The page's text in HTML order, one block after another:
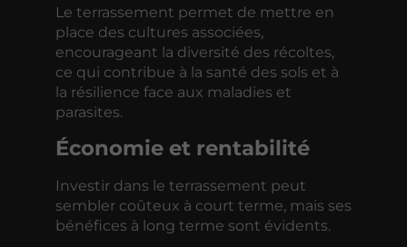
Le terrassement permet de mettre en
place des cultures associées,
encourageant la diversité des récoltes,
ce qui contribue à la santé des sols et à
la résilience face aux maladies et
parasites.
Économie et rentabilité
Investir dans le terrassement peut
sembler coûteux à court terme, mais ses
bénéfices à long terme sont évidents.